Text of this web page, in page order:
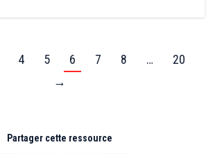
4 5 6 7 8 …
20
→
Partager cette ressource